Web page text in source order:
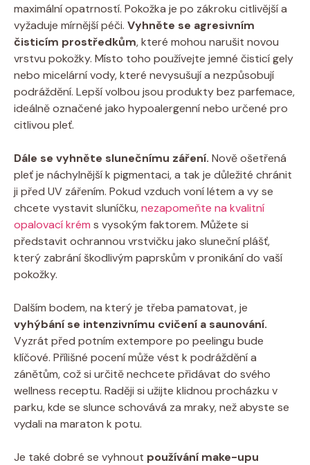
maximální opatrností. Pokožka je po zákroku citlivější a
vyžaduje mírnější péči. Vyhněte se agresivním
čisticím prostředkům, které mohou narušit novou
vrstvu pokožky. Místo toho používejte jemné čisticí gely
nebo micelární vody, které nevysušují a nezpůsobují
podráždění. Lepší volbou jsou produkty bez parfemace,
ideálně označené jako hypoalergenní nebo určené pro
citlivou pleť.
Dále se vyhněte slunečnímu záření. Nově ošetřená
pleť je náchylnější k pigmentaci, a tak je důležité chránit
ji před UV zářením. Pokud vzduch voní létem a vy se
chcete vystavit sluníčku,nezapomeňte na kvalitní
opalovací krém s vysokým faktorem. Můžete si
představit ochrannou vrstvičku jako sluneční plášť,
který zabrání škodlivým paprskům v pronikání do vaší
pokožky.
Dalším bodem, na který je třeba pamatovat, je
vyhýbání se intenzivnímu cvičení a saunování.
Vyzrát před potním extempore po peelingu bude
klíčové. Přílišné pocení může vést k podráždění a
zánětům, což si určitě nechcete přidávat do svého
wellness receptu. Raději si užijte klidnou procházku v
parku, kde se slunce schovává za mraky, než abyste se
vydali na maraton k potu.
Je také dobré se vyhnout používání make-upu